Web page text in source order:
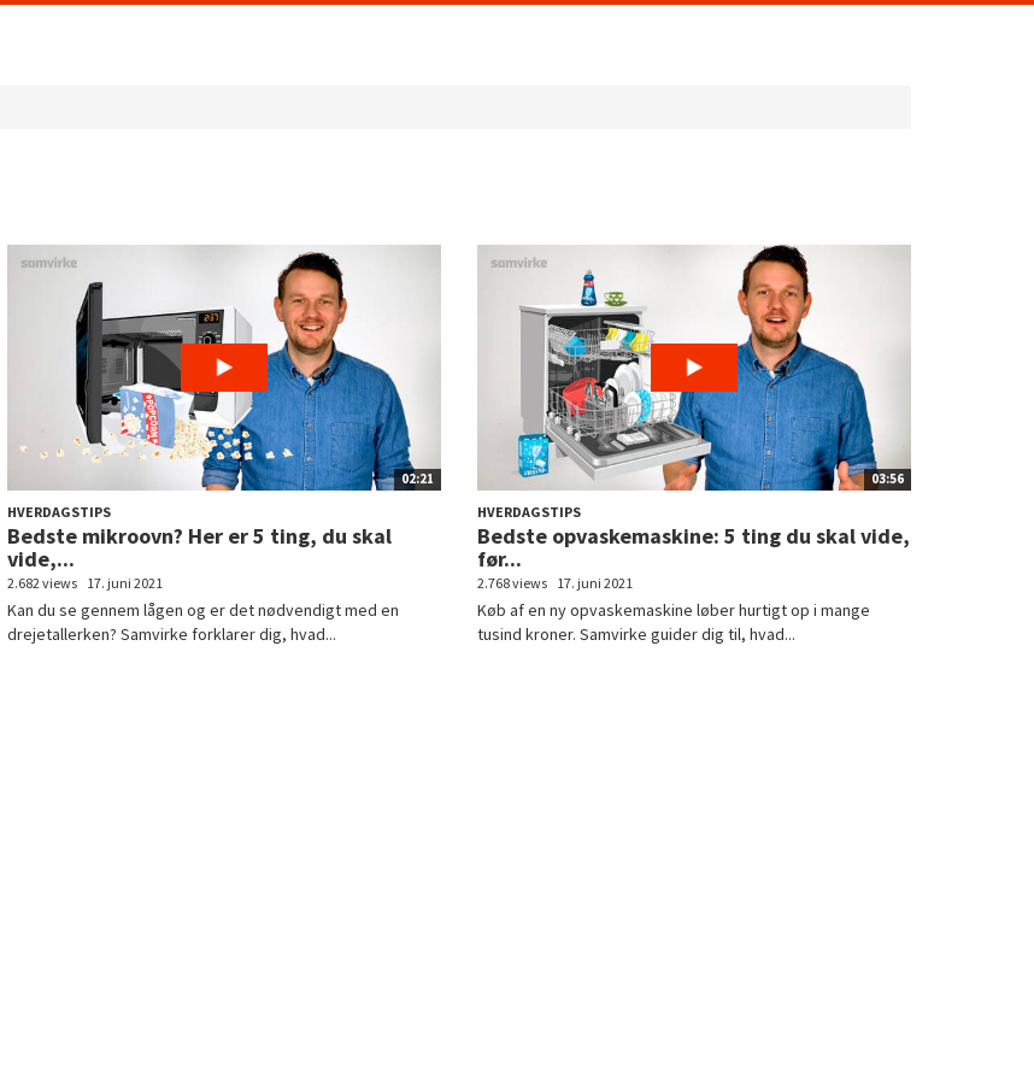
02:21
HVERDAGSTIPS
Bedste mikroovn? Her er 5 ting, du skal
vide,...
2.682 views 17. juni 2021
Kan du se gennem lågen og er det nødvendigt med en
drejetallerken? Samvirke forklarer dig, hvad...
03:56
HVERDAGSTIPS
Bedste opvaskemaskine: 5 ting du skal vide,
før...
2.768 views 17. juni 2021
Køb af en ny opvaskemaskine løber hurtigt op i mange
tusind kroner. Samvirke guider dig til, hvad...